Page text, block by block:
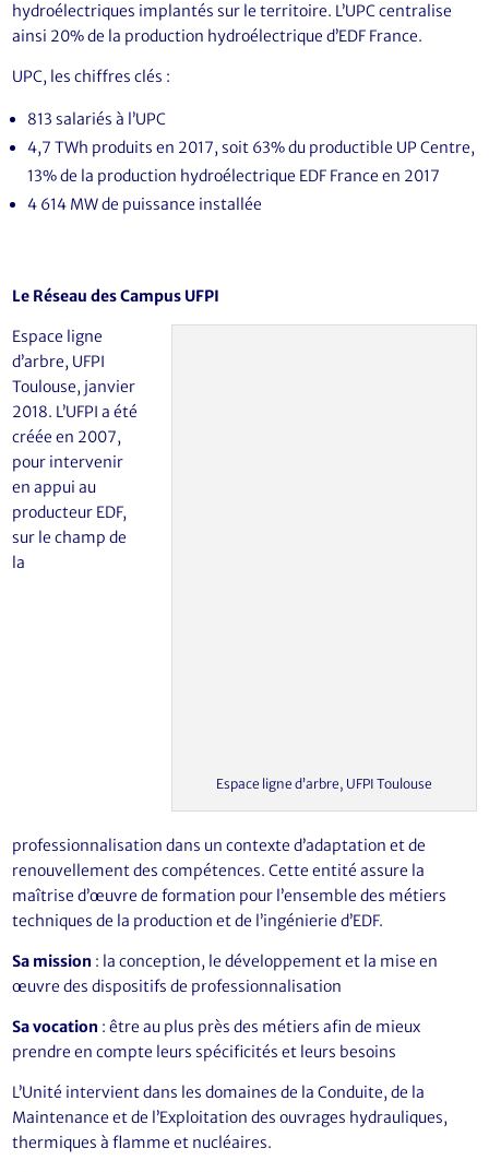
hydroélectriques implantés sur le territoire. L’UPC centralise
ainsi 20% de la production hydroélectrique d’EDF France.
UPC, les chiffres clés :
813 salariés à l’UPC
4,7 TWh produits en 2017, soit 63% du productible UP Centre,
13% de la production hydroélectrique EDF France en 2017
4 614 MW de puissance installée
Le Réseau des Campus UFPI
Espace ligne d’arbre, UFPI Toulouse
Espace ligne
d’arbre, UFPI
Toulouse, janvier
2018. L’UFPI a été
créée en 2007,
pour intervenir
en appui au
producteur EDF,
sur le champ de
la
professionnalisation dans un contexte d’adaptation et de
renouvellement des compétences. Cette entité assure la
maîtrise d’œuvre de formation pour l’ensemble des métiers
techniques de la production et de l’ingénierie d’EDF.
Sa mission : la conception, le développement et la mise en
œuvre des dispositifs de professionnalisation
Sa vocation : être au plus près des métiers afin de mieux
prendre en compte leurs spécificités et leurs besoins
L’Unité intervient dans les domaines de la Conduite, de la
Maintenance et de l’Exploitation des ouvrages hydrauliques,
thermiques à flamme et nucléaires.